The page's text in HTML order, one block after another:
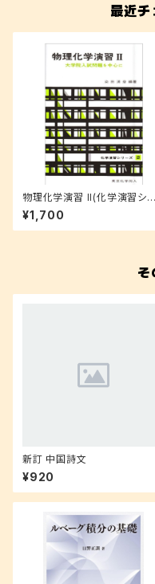
最近チ
物理化学演習 II(化学演習シリ
ーズ2): 大学院入試問題を中心
に (2)
¥1,700
そ
新訂 中国詩文
¥920